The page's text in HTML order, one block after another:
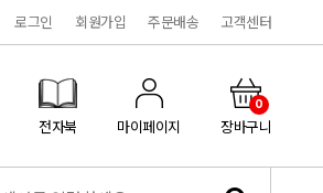
로그인 회원가입 주문배송 고객센터
전자북 마이페이지
0
장바구니